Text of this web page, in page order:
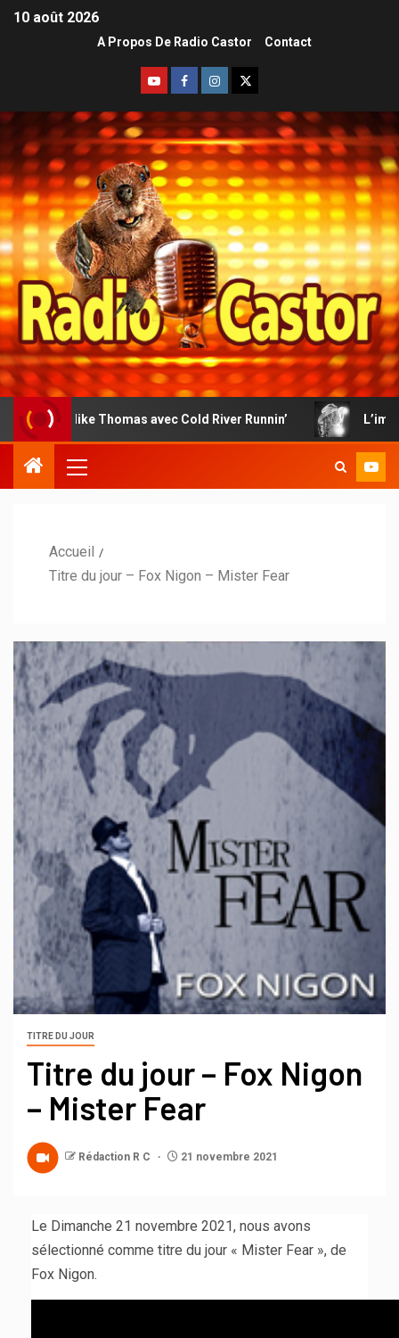
10 août 2026
A Propos De Radio Castor Contact
Thomas avec Cold River Runnin’ L’impertinence
Accueil
Titre du jour – Fox Nigon – Mister Fear
TITRE DU JOUR
Titre du jour – Fox Nigon
– Mister Fear
Rédaction R C 21 novembre 2021
Le Dimanche 21 novembre 2021, nous avons
sélectionné comme titre du jour « Mister Fear », de
Fox Nigon.